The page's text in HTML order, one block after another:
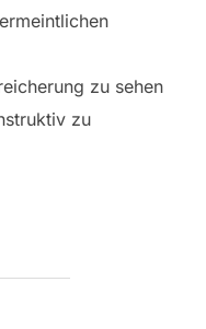
zu sehen
zu